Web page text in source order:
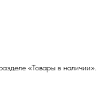
«Товары в наличии».